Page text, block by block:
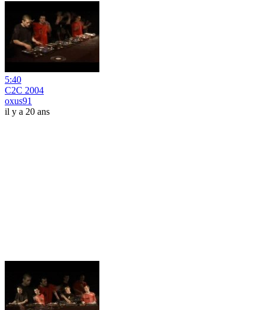
5:40
C2C 2004
oxus91
il y a 20 ans